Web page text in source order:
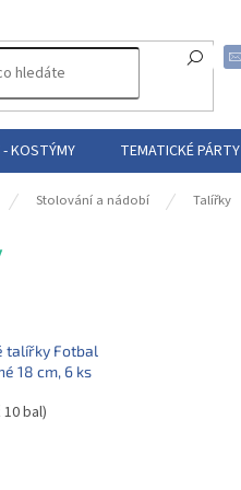
KOSTÝMY TEMATICKÉ PÁRTY
Stolování a nádobí Talířky
talířky Fotbal
18 cm, 6 ks
bal)